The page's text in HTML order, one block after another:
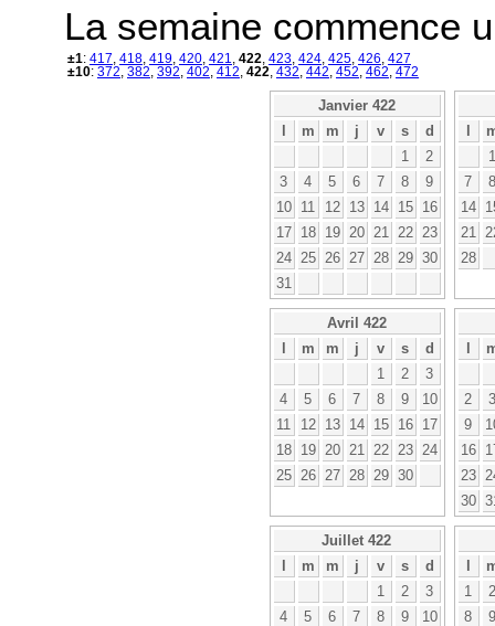
La semaine commence
±1: 417 418 419 420 421 422 423 424 425 426 427
±10: 372 382 392 402 412 422 432 442 452 462 472
Janvier 422
l
m m j v s
d
1
2
3
4 5 6 7 8
9
10
11 12 13 14 15
16
17
18 19 20 21 22
23
24
25 26 27 28 29 30
31
l
1
7
8
14
21
28
Avril 422
l
m m j v s
d
1
2
3
4
5 6 7 8 9
10
11
12 13 14 15 16
17
18
19 20 21 22 23
24
25
26 27 28 29 30
l
2
3
9
16
23
30
Juillet 422
l
m m j v s
d
1
2
3
4
5 6 7 8 9
10
l
1
2
8
9